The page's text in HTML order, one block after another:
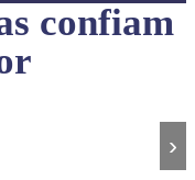
confiam
›